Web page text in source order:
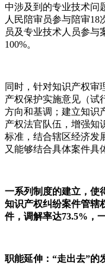
中涉及到的专业技术问
人民陪审员参与陪审18
员及专业技术人员参与
100%。
同时，针对知识产权审
产权保护实施意见（试
方向和基调；建立知识
产权法官队伍，增强知
标准，结合辖区经济发
又能够结合具体案件具
一系列制度的建立，使
知识产权纠纷案件管辖
件，调解率达73.5%，
职能延伸：“走出去”的